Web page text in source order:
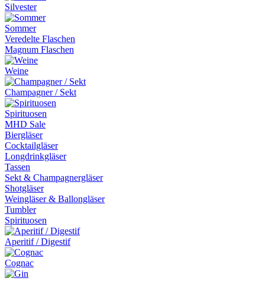
Silvester
Sommer
Veredelte Flaschen
Magnum Flaschen
Weine
Champagner / Sekt
Spirituosen
MHD Sale
Biergläser
Cocktailgläser
Longdrinkgläser
Tassen
Sekt & Champagnergläser
Shotgläser
Weingläser & Ballongläser
Tumbler
Spirituosen
Aperitif / Digestif
Cognac